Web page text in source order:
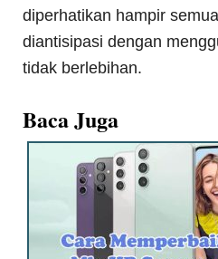
diperhatikan hampir
diantisipasi dengan
tidak berlebihan.
Baca Juga